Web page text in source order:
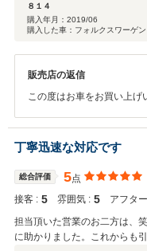
８１４
購入年月： 2019/06
購入した車：フォルクスワー
販売店の返信
この度はお車をお買い上げ
いただきますので今後とも
顧賜わりますようお願い申
丁寧迅速な対応です
総合評価 5点
接客 : 5 雰囲気 : 5 アフタ
担当頂いた営業のお二方は、
に助かりました。これからも